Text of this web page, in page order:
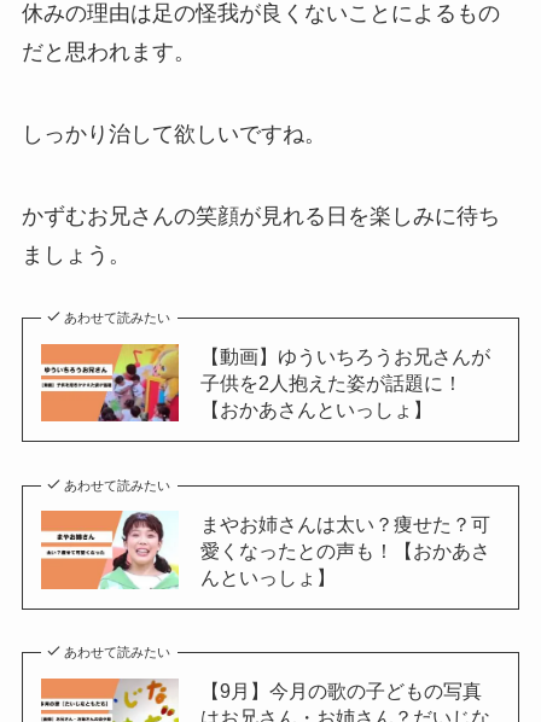
休みの理由は足の怪我が良くないことによるもの
だと思われます。
しっかり治して欲しいですね。
かずむお兄さんの笑顔が見れる日を楽しみに待ち
ましょう。
あわせて読みたい
【動画】ゆういちろうお兄さんが
子供を2人抱えた姿が話題に！
【おかあさんといっしょ】
あわせて読みたい
まやお姉さんは太い？痩せた？可
愛くなったとの声も！【おかあさ
んといっしょ】
あわせて読みたい
【9月】今月の歌の子どもの写真
はお兄さん・お姉さん？だいじな